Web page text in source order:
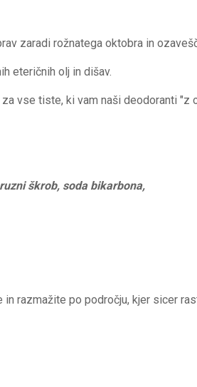
zaradi rožnatega oktobra in
eteričnih olj in dišav.
vse tiste, ki vam naši deodoranti "z
škrob, soda bikarbona,
razmažite po področju, kjer sicer